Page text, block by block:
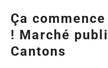
Ça
! Marché
Cantons